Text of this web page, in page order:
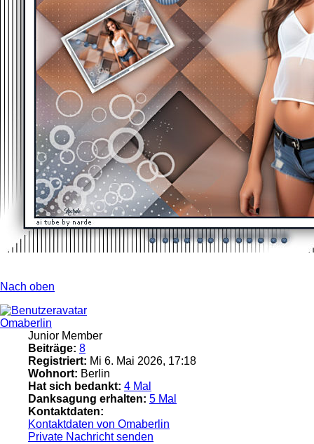
Nach oben
Omaberlin
Junior Member
Beiträge: 8
Registriert: Mi 6. Mai 2026, 17:18
Wohnort: Berlin
Hat sich bedankt: 4 Mal
Danksagung erhalten: 5 Mal
Kontaktdaten:
Kontaktdaten von Omaberlin
Private Nachricht senden